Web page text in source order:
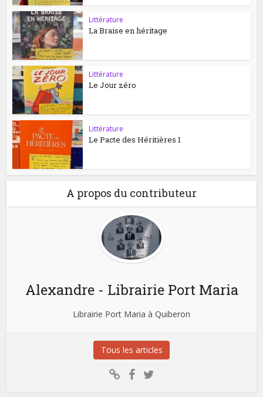
Littérature
La Braise en héritage
Littérature
Le Jour zéro
Littérature
Le Pacte des Héritières 1
A propos du contributeur
Alexandre - Librairie Port Maria
Librairie Port Maria à Quiberon
Tous les articles